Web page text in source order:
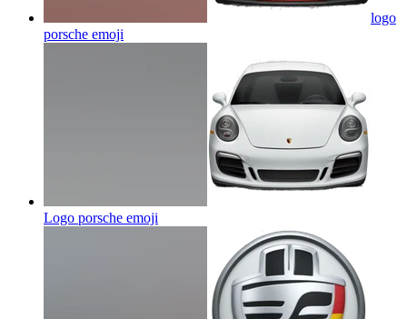
logo
porsche emoji
Logo porsche emoji